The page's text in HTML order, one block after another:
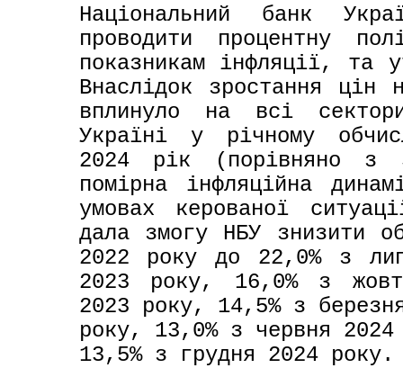
Національний банк
проводити процентну
показникам інфляції, та
Внаслідок зростання цін
вплинуло на всі
Україні у річному
2024 рік (порівняно з
помірна інфляційна
умовах керованої
дала змогу НБУ знизити
2022 року до 22,0% з
2023 року, 16,0% з
2023 року, 14,5% з
року, 13,0% з червня
13,5% з грудня 2024 року.